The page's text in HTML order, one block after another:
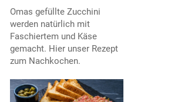
Omas gefüllte Zucchini
werden natürlich mit
Faschiertem und Käse
gemacht. Hier unser Rezept
zum Nachkochen.